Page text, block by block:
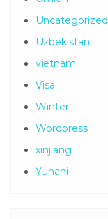
Uncategorized
Uzbekistan
vietnam
Visa
Winter
Wordpress
xinjiang
Yunani